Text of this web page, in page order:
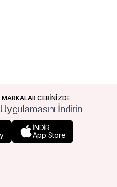
MARKALAR CEBİNİZDE
İndirin
İNDİR
App Store